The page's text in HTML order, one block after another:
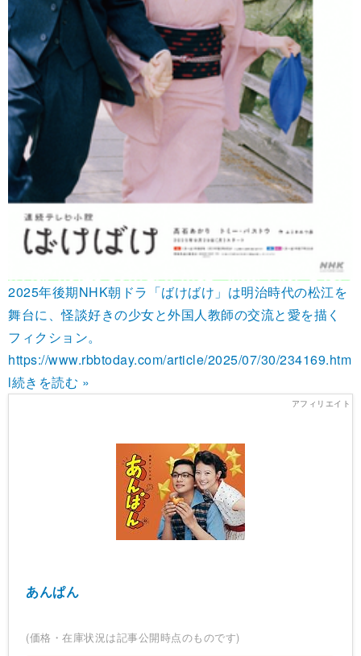
2025年後期NHK朝ドラ「ばけばけ」は明治時代の松江を
舞台に、怪談好きの少女と外国人教師の交流と愛を描く
フィクション。
https://www.rbbtoday.com/article/2025/07/30/234169.htm
l続きを読む »
あんぱん
(価格・在庫状況は記事公開時点のものです)